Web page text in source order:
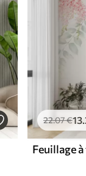
22.07€13
Feuillage